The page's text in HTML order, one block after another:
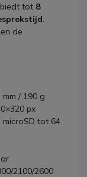
biedt tot 8
.
de
/ 190 g
px
microSD tot 64
2100/2600